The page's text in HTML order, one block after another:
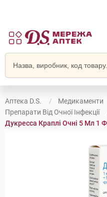
Аптека D.S. Медикаменти
Препарати Від Очної Інфекції
Дукресса Краплі Очні 5 Мл 1